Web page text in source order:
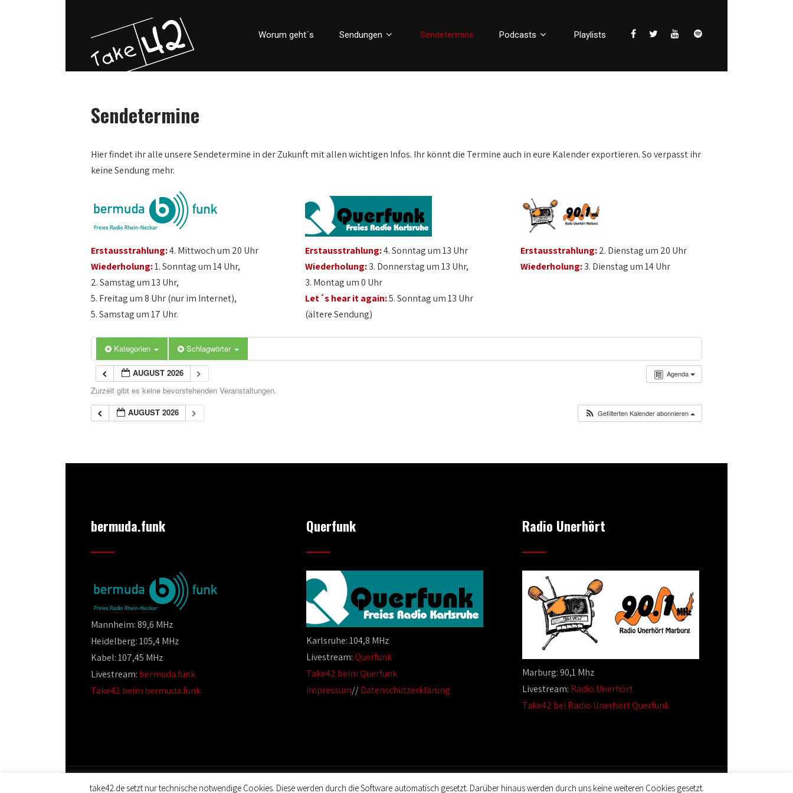
Worum geht´s Sendungen Sendetermine Podcasts Playlists
Sendetermine
Hier findet ihr alle unsere Sendetermine in der Zukunft mit allen wichtigen Infos. Ihr könnt die Termine auch in eure Kalender exportieren. So verpasst ihr
keine Sendung mehr.
Erstausstrahlung:4. Mittwoch um 20 Uhr
Wiederholung:1. Sonntag um 14 Uhr,
2. Samstag um 13 Uhr,
5. Freitag um 8 Uhr (nur im Internet),
5. Samstag um 17 Uhr.
Erstausstrahlung:4. Sonntag um 13 Uhr
Wiederholung:3. Donnerstag um 13 Uhr,
3. Montag um 0 Uhr
Let´s hear it again:5. Sonntag um 13 Uhr
(ältere Sendung)
Erstausstrahlung:2. Dienstag um 20 Uhr
Wiederholung:3. Dienstag um 14 Uhr
Kategorien Schlagwörter
Agenda
AUGUST 2026
Zurzeit gibt es keine bevorstehenden Veranstaltungen.
AUGUST 2026
Gefilterten Kalender abonnieren
bermuda.funk
Mannheim: 89,6 MHz
Heidelberg: 105,4 MHz
Kabel: 107,45 MHz
Livestream: bermuda.funk
Take42 beim bermuda.funk
Querfunk
Karlsruhe: 104,8 MHz
Livestream:Querfunk
Take42 beim Querfunk
Impressum//Datenschutzerklärung
Radio Unerhört
Marburg: 90,1 Mhz
Livestream: Radio Unerhört
Take42 bei Radio Unerhört Querfunk
take42.de setzt nur technische notwendige Cookies. Diese werden durch die Software automatisch gesetzt. Darüber hinaus werden durch uns keine weiteren Cookies gesetzt.